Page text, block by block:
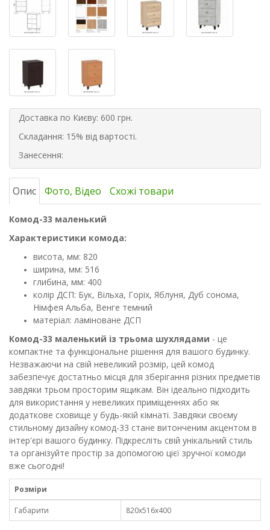
Доставка по Києву: 600 грн.
Складання: 15% від вартості.
Занесення:
Опис Фото, Відео Схожі товари
Комод-33 маленький
Характеристики комода:
висота, мм: 820
ширина, мм: 516
глибина, мм: 400
колір ДСП: Бук, Вільха, Горіх, Яблуня, Дуб сонома,
Німфея Альба, Венге темний
матеріал: ламіноване ДСП
Комод-33 маленький із трьома шухлядами - це
компактне та функціональне рішення для вашого будинку.
Незважаючи на свій невеликий розмір, цей комод
забезпечує достатньо місця для зберігання різних предметів
завдяки трьом просторим ящикам. Він ідеально підходить
для використання у невеликих приміщеннях або як
додаткове сховище у будь-якій кімнаті. Завдяки своєму
стильному дизайну комод-33 стане витонченим акцентом в
інтер'єрі вашого будинку. Підкресліть свій унікальний стиль
та організуйте простір за допомогою цієї зручної комоди
вже сьогодні!
Розміри
Габарити 820х516х400